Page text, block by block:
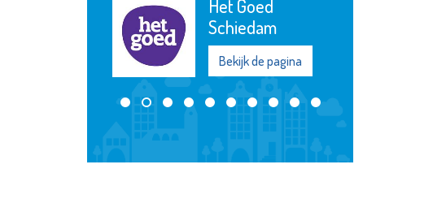
Het Goed
Schiedam
Bekijk de pagina